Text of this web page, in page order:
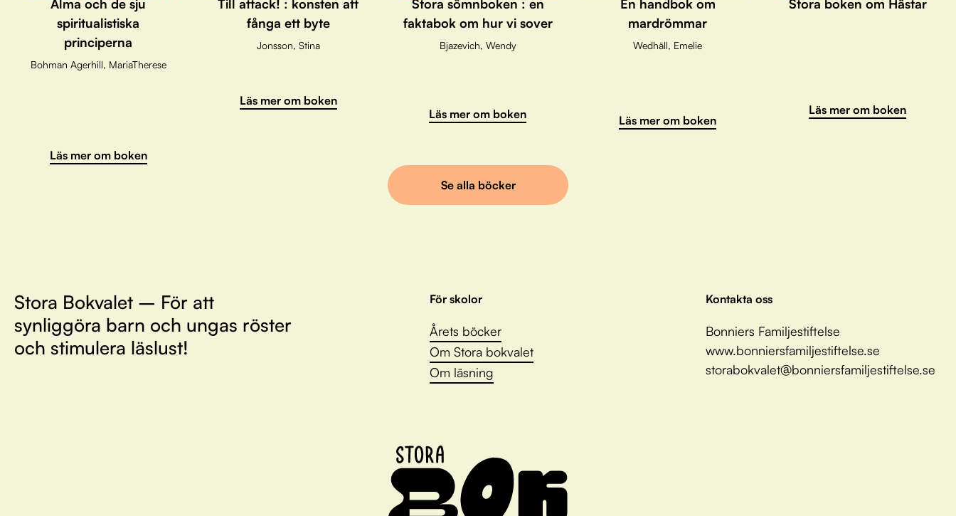
Alma och de sju
spiritualistiska
principerna
Bohman Agerhill, MariaTherese
Läs mer om boken
Till attack! : konsten att
fånga ett byte
Jonsson, Stina
Läs mer om boken
Stora sömnboken : en
faktabok om hur vi sover
Bjazevich, Wendy
Läs mer om boken
En handbok om
mardrömmar
Wedhäll, Emelie
Läs mer om boken
Stora boken om Hästar
Läs mer om boken
Se alla böcker
Stora Bokvalet – För att
synliggöra barn och ungas röster
och stimulera läslust!
För skolor
Årets böcker
Om Stora bokvalet
Om läsning
Kontakta oss
Bonniers Familjestiftelse
www.bonniersfamiljestiftelse.se
storabokvalet@bonniersfamiljestiftelse.se